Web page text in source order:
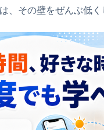
、その壁をぜんぶ低く